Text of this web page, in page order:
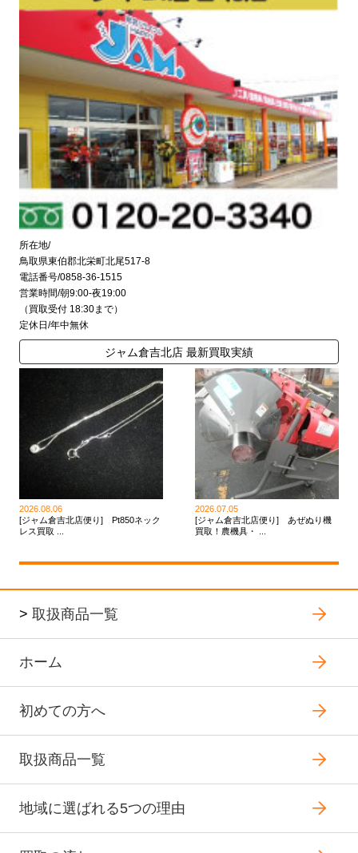
所在地/
鳥取県東伯郡北栄町北尾517-8
電話番号/0858-36-1515
営業時間/朝9:00-夜19:00
（買取受付 18:30まで）
定休日/年中無休
ジャム倉吉北店 最新買取実績
2026.08.06
[ジャム倉吉北店便り] Pt850ネック
レス買取 ...
2026.07.05
[ジャム倉吉北店便り] あぜぬり機
買取！農機具・ ...
> 取扱商品一覧
ホーム
初めての方へ
取扱商品一覧
地域に選ばれる5つの理由